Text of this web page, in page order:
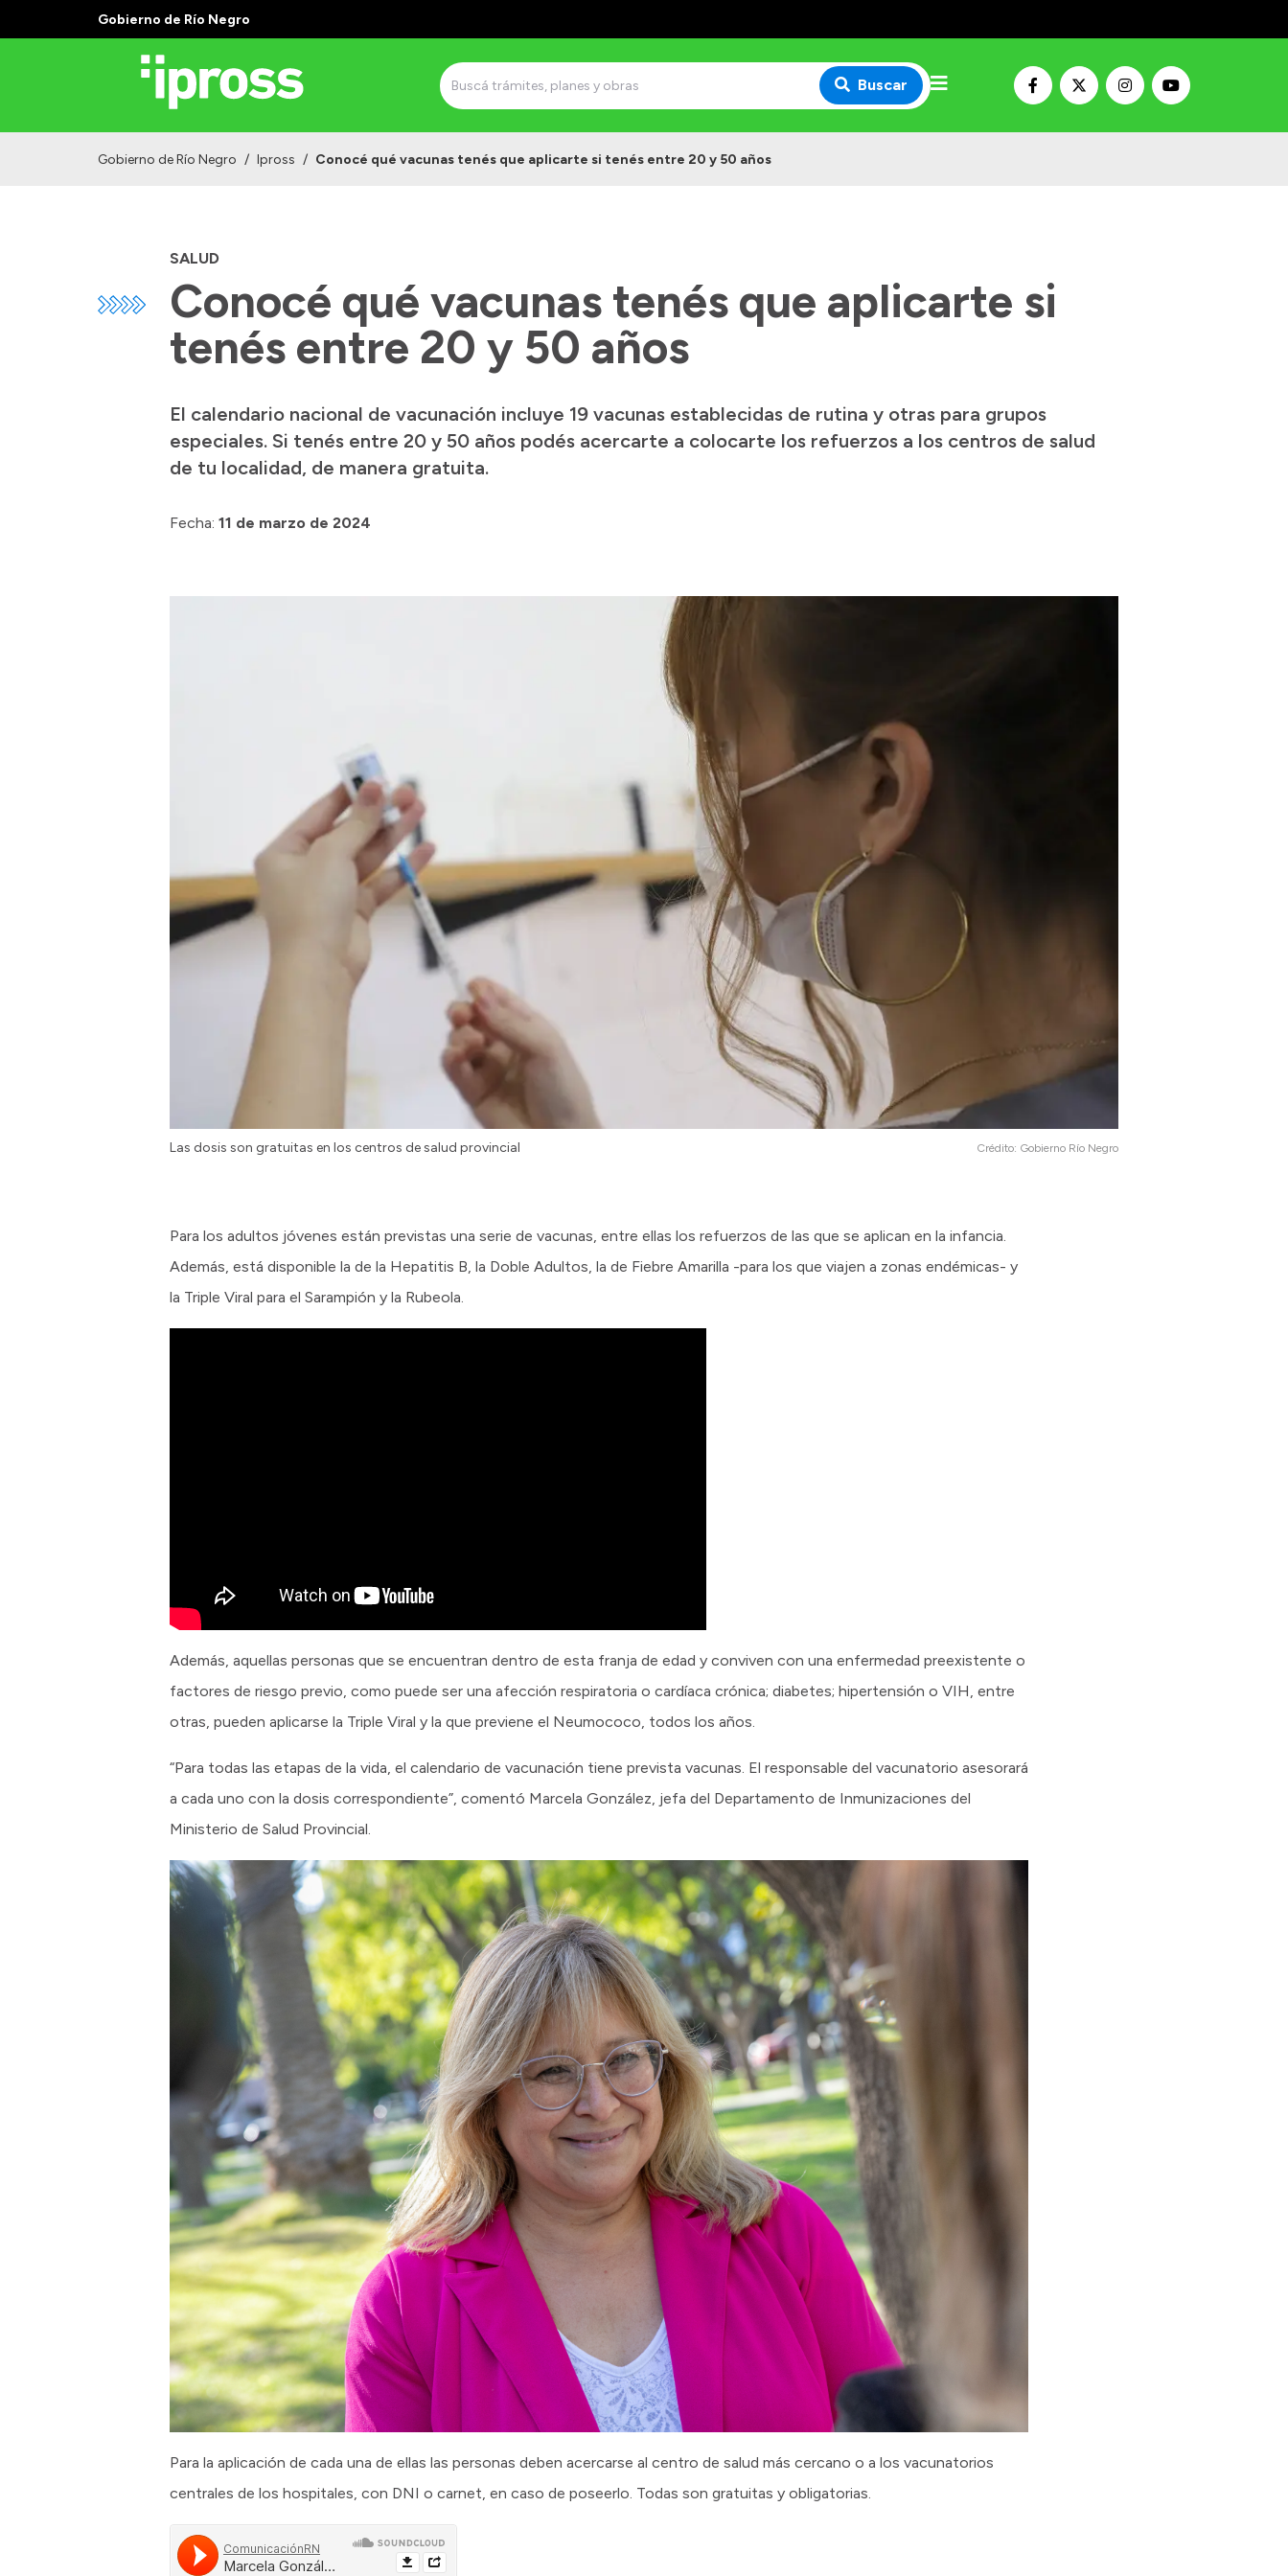
Gobierno de Río Negro
Buscar
Gobierno de Río Negro / Ipross / Conocé qué vacunas tenés que aplicarte si tenés entre 20 y 50 años
SALUD
Conocé qué vacunas tenés que aplicarte si
tenés entre 20 y 50 años
El calendario nacional de vacunación incluye 19 vacunas establecidas de rutina y otras para grupos
especiales. Si tenés entre 20 y 50 años podés acercarte a colocarte los refuerzos a los centros de salud
de tu localidad, de manera gratuita.
Fecha: 11 de marzo de 2024
Las dosis son gratuitas en los centros de salud provincial Crédito: Gobierno Río Negro
Para los adultos jóvenes están previstas una serie de vacunas, entre ellas los refuerzos de las que se aplican en la infancia.
Además, está disponible la de la Hepatitis B, la Doble Adultos, la de Fiebre Amarilla -para los que viajen a zonas endémicas- y
la Triple Viral para el Sarampión y la Rubeola.
Además, aquellas personas que se encuentran dentro de esta franja de edad y conviven con una enfermedad preexistente o
factores de riesgo previo, como puede ser una afección respiratoria o cardíaca crónica; diabetes; hipertensión o VIH, entre
otras, pueden aplicarse la Triple Viral y la que previene el Neumococo, todos los años.
“Para todas las etapas de la vida, el calendario de vacunación tiene prevista vacunas. El responsable del vacunatorio asesorará
a cada uno con la dosis correspondiente”, comentó Marcela González, jefa del Departamento de Inmunizaciones del
Ministerio de Salud Provincial.
Para la aplicación de cada una de ellas las personas deben acercarse al centro de salud más cercano o a los vacunatorios
centrales de los hospitales, con DNI o carnet, en caso de poseerlo. Todas son gratuitas y obligatorias.